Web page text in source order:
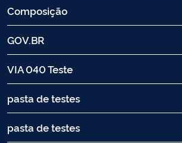
Composição
GOV.BR
VIA 040 Teste
pasta de testes
pasta de testes